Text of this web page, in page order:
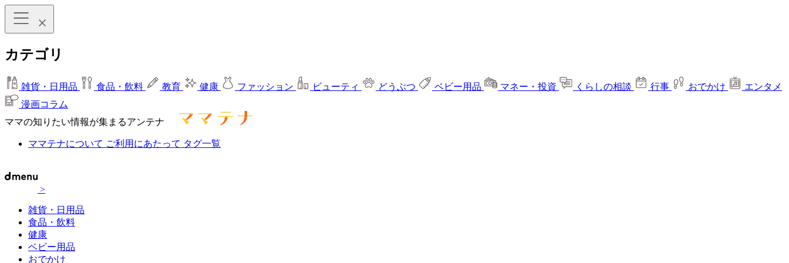
カテゴリ
雑貨・日用品 食品・飲料 教育 健康 ファッション ビューティ どうぶつ ベビー用品 マネー・投資 くらしの相談 行事 おでかけ
エンタメ
漫画コラム
ママの知りたい情報が集まるアンテナ
ママテナについて ご利用にあたって タグ一覧
>
雑貨・日用品
食品・飲料
健康
ベビー用品
おでかけ